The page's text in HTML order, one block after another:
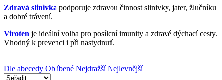
Zdravá slinivka podporuje zdravou činnost slinivky, jater, žlučníku
a dobré trávení.
Viroten je ideální volba pro posílení imunity a zdravé dýchací cesty.
Vhodný k prevenci i při nastydnutí.
Dle abecedy Oblíbené Nejdražší Nejlevnější